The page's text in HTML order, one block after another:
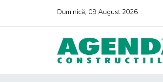
Duminică, 09 August 2026